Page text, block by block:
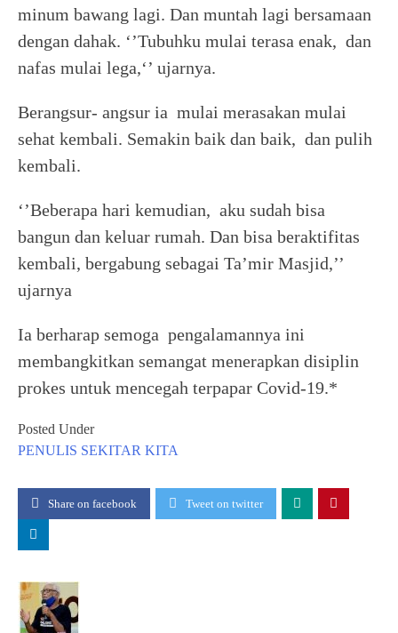
minum bawang lagi. Dan muntah lagi bersamaan
dengan dahak. ‘’Tubuhku mulai terasa enak, dan
nafas mulai lega,‘’ ujarnya.
Berangsur- angsur ia mulai merasakan mulai
sehat kembali. Semakin baik dan baik, dan pulih
kembali.
‘’Beberapa hari kemudian, aku sudah bisa
bangun dan keluar rumah. Dan bisa beraktifitas
kembali, bergabung sebagai Ta’mir Masjid,’’
ujarnya
Ia berharap semoga pengalamannya ini
membangkitkan semangat menerapkan disiplin
prokes untuk mencegah terpapar Covid-19.*
Posted Under
PENULIS SEKITAR KITA
Share on facebook Tweet on twitter